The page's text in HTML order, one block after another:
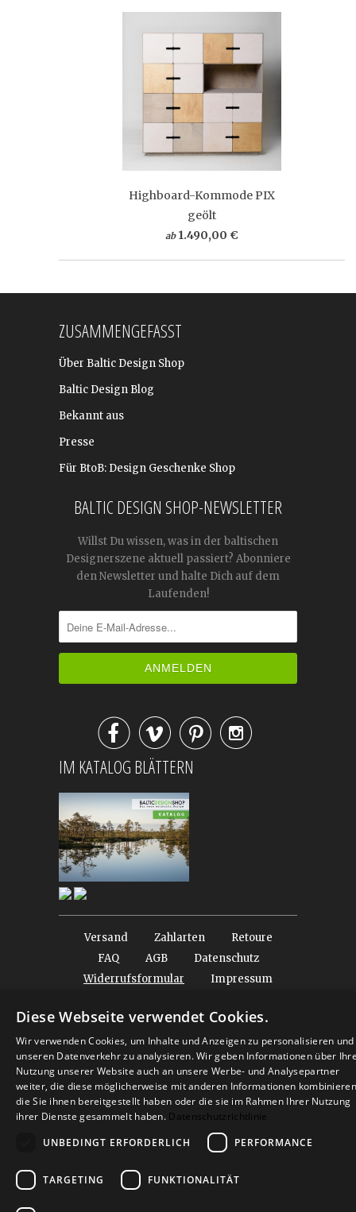
Highboard-Kommode PIX
geölt
ab 1.490,00 €
ZUSAMMENGEFASST
Über Baltic Design Shop
Baltic Design Blog
Bekannt aus
Presse
Für BtoB: Design Geschenke Shop
BALTIC DESIGN SHOP-NEWSLETTER
Willst Du wissen, was in der baltischen
Designerszene aktuell passiert? Abonniere
den Newsletter und halte Dich auf dem
Laufenden!

IM KATALOG BLÄTTERN
Versand Zahlarten
Retoure
FAQ
AGB
Datenschutz
Widerrufsformular
Impressum
© 2026Baltic Design Shop. Baltic Design Shop
Diese Webseite verwendet Cookies.
Wir verwenden Cookies, um Inhalte und Anzeigen zu personalisieren und
unseren Datenverkehr zu analysieren. Wir geben Informationen über
Nutzung unserer Website auch an unsere Werbe- und Analysepartner
weiter, die diese möglicherweise mit anderen Informationen
die Sie ihnen bereitgestellt haben oder die sie im Rahmen Ihrer Nutzung
ihrer Dienste gesammelt haben. Datenschutzrichtlinie
UNBEDINGT ERFORDERLICH
PERFORMANCE
TARGETING FUNKTIONALITÄT